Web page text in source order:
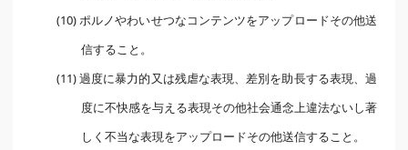
(10) ポルノやわいせつなコンテンツをアップロードその他送
信すること。
(11) 過度に暴力的又は残虐な表現、差別を助長する表現、過
度に不快感を与える表現その他社会通念上違法ないし著
しく不当な表現をアップロードその他送信すること。